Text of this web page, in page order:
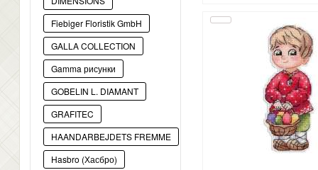
Fiebiger Floristik GmbH
GALLA COLLECTION
Gamma рисунки
GOBELIN L. DIAMANT
GRAFITEC
HAANDARBEJDETS FREMME
Hasbro (Хасбро)